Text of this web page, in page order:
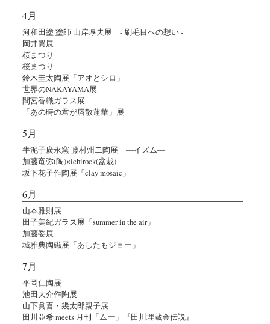
4月
河和田塗 塗師 山岸厚夫展 - 刷毛目への想い -
岡井翼展
桜まつり
桜まつり
鈴木圭太陶展「アオとシロ」
世界のNAKAYAMA展
間宮香織ガラス展
「あの時の君が唇散蓮華」展
5月
半泥子廣永窯 藤村州二陶展 ―イズム―
加藤竜弥(陶)×ichirock(盆栽)
坂下花子作陶展「clay mosaic」
6月
山本雅則展
田子美紀ガラス展「summer in the air」
加藤委展
城雅典陶磁展「あしたもジョー」
7月
平岡仁陶展
池田大介作陶展
山下眞喜・幾太郎親子展
田川亞希 meets 月刊「ムー」『田川埋蔵金伝説』